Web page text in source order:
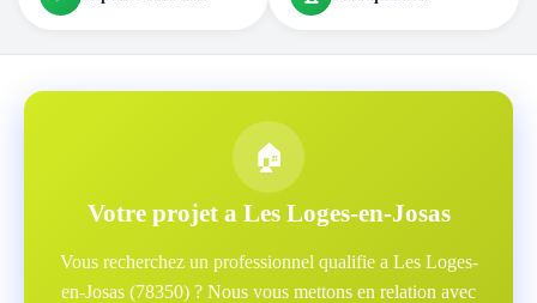
🏠
Votre projet a Les Loges-en-Josas
Vous recherchez un professionnel qualifie a Les Loges-
en-Josas (78350) ? Nous vous mettons en relation avec